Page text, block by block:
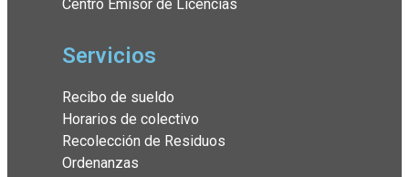
Centro Emisor de Licencias
Servicios
Recibo de sueldo
Horarios de colectivo
Recolección de Residuos
Ordenanzas